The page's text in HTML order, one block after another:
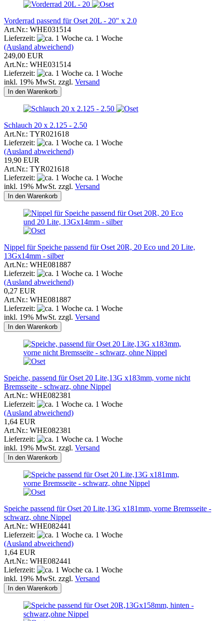
Vorderrad passend für Oset 20L - 20" x 2.0
Art.Nr.: WHE031514
Lieferzeit:
ca. 1 Woche
(Ausland abweichend)
249,00 EUR
Art.Nr.: WHE031514
Lieferzeit:
ca. 1 Woche
inkl. 19% MwSt. zzgl. Versand
In den Warenkorb
Schlauch 20 x 2.125 - 2.50
Art.Nr.: TYR021618
Lieferzeit:
ca. 1 Woche
(Ausland abweichend)
19,90 EUR
Art.Nr.: TYR021618
Lieferzeit:
ca. 1 Woche
inkl. 19% MwSt. zzgl. Versand
In den Warenkorb
Nippel für Speiche passend für Oset 20R, 20 Eco und 20 Lite,
13Gx14mm - silber
Art.Nr.: WHE081887
Lieferzeit:
ca. 1 Woche
(Ausland abweichend)
0,27 EUR
Art.Nr.: WHE081887
Lieferzeit:
ca. 1 Woche
inkl. 19% MwSt. zzgl. Versand
In den Warenkorb
Speiche, passend für Oset 20 Lite,13G x183mm, vorne nicht
Bremsseite - schwarz, ohne Nippel
Art.Nr.: WHE082381
Lieferzeit:
ca. 1 Woche
(Ausland abweichend)
1,64 EUR
Art.Nr.: WHE082381
Lieferzeit:
ca. 1 Woche
inkl. 19% MwSt. zzgl. Versand
In den Warenkorb
Speiche passend für Oset 20 Lite,13G x181mm, vorne Bremsseite -
schwarz, ohne Nippel
Art.Nr.: WHE082441
Lieferzeit:
ca. 1 Woche
(Ausland abweichend)
1,64 EUR
Art.Nr.: WHE082441
Lieferzeit:
ca. 1 Woche
inkl. 19% MwSt. zzgl. Versand
In den Warenkorb